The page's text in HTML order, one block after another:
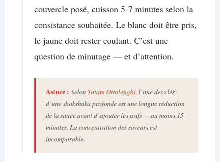
couvercle posé, cuisson 5-7 minutes selon la
consistance souhaitée. Le blanc doit être pris,
le jaune doit rester coulant. C’est une
question de minutage — et d’attention.
Astuce : Selon Yotam Ottolenghi, l’une des clés
d’une shakshuka profonde est une longue réduction
de la sauce avant d’ajouter les œufs — au moins 15
minutes. La concentration des saveurs est
incomparable.